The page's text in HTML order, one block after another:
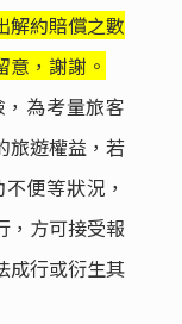
解約賠償之數
，謝謝。
為考量旅客
旅遊權益，若
便等狀況，
，方可接受報
成行或衍生其